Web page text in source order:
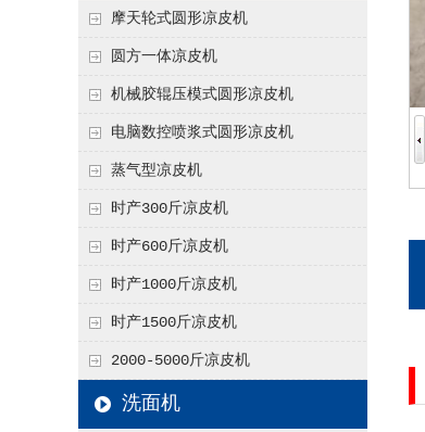
摩天轮式圆形凉皮机
圆方一体凉皮机
机械胶辊压模式圆形凉皮机
电脑数控喷浆式圆形凉皮机
蒸气型凉皮机
时产300斤凉皮机
时产600斤凉皮机
时产1000斤凉皮机
时产1500斤凉皮机
2000-5000斤凉皮机
洗面机